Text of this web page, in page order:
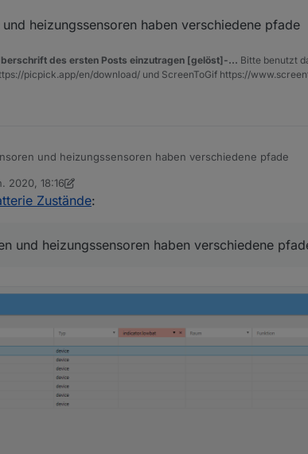
wir etwas umschreiben
wie das funktioniert weis ich nicht, Ich suche es mal
heizungssensoren haben verschiedene pfade
des ersten Posts einzutragen [gelöst]-... Bitte benutzt
picpick.app/en/download/ und ScreenToGif https://
und heizungssensoren haben verschiedene pfade
2020, 18:16
sigi2341. Okt. 2020, 19:18
Zustände:
und heizungssensoren haben verschiedene